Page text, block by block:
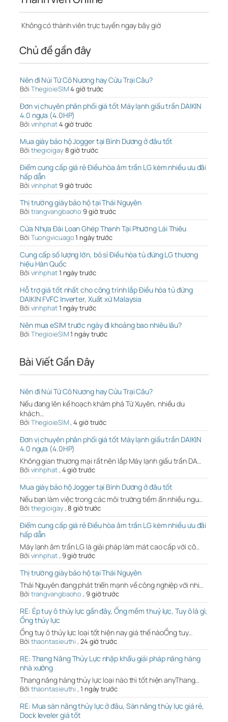
Không có thành viên trực tuyến ngay bây giờ
Chủ đề gần đây
Nên đi Núi Tứ Cô Nương hay Cửu Trại Câu?
Bởi ThegioieSIM4 giờ trước
Đơn vị chuyên phân phối giá tốt Máy lạnh giấu trần DAIKIN
4.0 ngựa (4.0HP)
Bởi vinhphat4 giờ trước
Mua giày bảo hộ Jogger tại Bình Dương ở đâu tốt
Bởi thegioigay8 giờ trước
Điểm cung cấp giá rẻ Điều hòa âm trần LG kèm nhiều ưu đãi
hấp dẫn
Bởi vinhphat9 giờ trước
Thị trường giày bảo hộ tại Thái Nguyên
Bởi trangvangbaoho 9 giờ trước
Cửa Nhựa Đài Loan Ghép Thanh Tại Phường Lái Thiêu
Bởi Tuongvicuago1 ngày trước
Cung cấp số lượng lớn, bỏ sỉ Điều hòa tủ đứng LG thương
hiệu Hàn Quốc
Bởi vinhphat1 ngày trước
Hỗ trợ giá tốt nhất cho công trình lắp Điều hòa tủ đứng
DAIKIN FVFC Inverter, Xuất xứ Malaysia
Bởi vinhphat1 ngày trước
Nên mua eSIM trước ngày đi khoảng bao nhiêu lâu?
Bởi ThegioieSIM1 ngày trước
Bài Viết Gần Đây
Nên đi Núi Tứ Cô Nương hay Cửu Trại Câu?
Nếu đang lên kế hoạch khám phá Tứ Xuyên, nhiều du
khách…
Bởi ThegioieSIM,4 giờ trước
Đơn vị chuyên phân phối giá tốt Máy lạnh giấu trần DAIKIN
4.0 ngựa (4.0HP)
Không gian thương mại rất nên lắp Máy lạnh giấu trần DA…
Bởi vinhphat, 4 giờ trước
Mua giày bảo hộ Jogger tại Bình Dương ở đâu tốt
Nếu bạn làm việc trong các môi trường tiềm ẩn nhiều ngu…
Bởi thegioigay,8 giờ trước
Điểm cung cấp giá rẻ Điều hòa âm trần LG kèm nhiều ưu đãi
hấp dẫn
Máy lạnh âm trần LG là giải pháp làm mát cao cấp với cô…
Bởi vinhphat, 9 giờ trước
Thị trường giày bảo hộ tại Thái Nguyên
Thái Nguyên đang phát triển mạnh về công nghiệp với nhi…
Bởi trangvangbaoho , 9 giờ trước
RE: Ép tuy ô thủy lực gần đây, Ống mềm thuỷ lực, Tuy ô là gì,
Ống thủy lực
Ống tuy ô thủy lực loại tốt hiện nay giá thế nàoỐng tuy…
Bởi thaontasieuthi , 24 giờ trước
RE: Thang Nâng Thủy Lực nhập khẩu giải pháp nâng hàng
nhà xưởng
Thang nâng hàng thủy lực loại nào thì tốt hiện anyThang…
Bởi thaontasieuthi , 1 ngày trước
RE: Mua sàn nâng thủy lực ở đâu, Sàn nâng thủy lực giá rẻ,
Dock leveler giá tốt